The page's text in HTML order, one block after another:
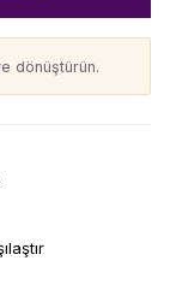
dönüştürün.